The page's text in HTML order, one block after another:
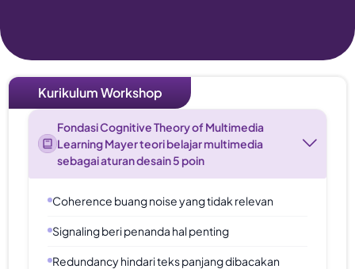
Kurikulum Workshop
Fondasi Cognitive Theory of Multimedia
Learning Mayer teori belajar multimedia
sebagai aturan desain 5 poin
Coherence buang noise yang tidak relevan
Signaling beri penanda hal penting
Redundancy hindari teks panjang dibacakan